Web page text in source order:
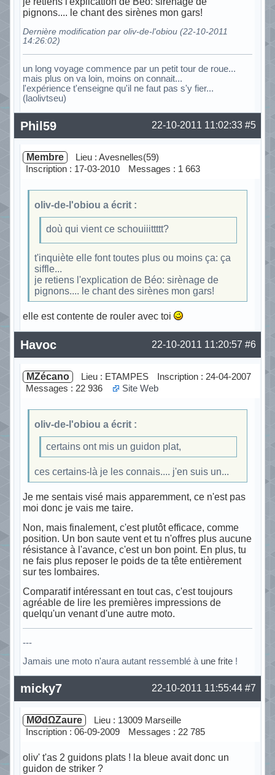
pignons.... le chant des sirènes mon gars!
Dernière modification par oliv-de-l'obiou (22-10-2011
14:26:02)
un long voyage commence par un petit tour de roue...
mais plus on va loin, moins on connait...
l'expérience t'enseigne qu'il ne faut pas s'y fier...
(laolivtseu)
Hors ligne #5
22-10-2011 11:02:33
Phil59
Membre
Lieu : Avesnelles(59)
Inscription : 17-03-2010
Messages : 1 663
oliv-de-l'obiou a écrit :
doù qui vient ce schouiiittttt?
t'inquiète elle font toutes plus ou moins ça: ça
siffle...
je retiens l'explication de Béo: sirènage de
pignons.... le chant des sirènes mon gars!
elle est contente de rouler avec toi
Hors ligne #6
22-10-2011 11:20:57
Havoc
MZécano Lieu : ETAMPES
Inscription : 24-04-2007
Messages : 22 936
Site Web
oliv-de-l'obiou a écrit :
certains ont mis un guidon plat,
ces certains-là je les connais.... j'en suis un...
Je me sentais visé mais apparemment, ce n'est pas
moi donc je vais me taire.
Non, mais finalement, c'est plutôt efficace, comme
position. Un bon saute vent et tu n'offres plus aucune
résistance à l'avance, c'est un bon point. En plus, tu
ne fais plus reposer le poids de ta tête entièrement
sur tes lombaires.
Comparatif intéressant en tout cas, c'est toujours
agréable de lire les premières impressions de
quelqu'un venant d'une autre moto.
---
Jamais une moto n'aura autant ressemblé à une frite!
Hors ligne #7
22-10-2011 11:55:44
micky7
MØdΩZaure
Lieu : 13009 Marseille
Inscription : 06-09-2009
Messages : 22 785
oliv' t'as 2 guidons plats ! la bleue avait donc un
guidon de striker ?